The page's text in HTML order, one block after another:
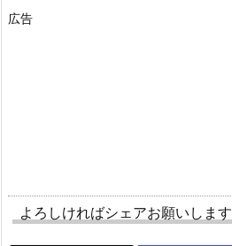
広告
よろしければシェアお願いします